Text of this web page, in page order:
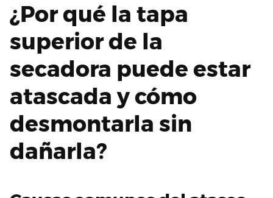
¿Por qué la tapa
superior de la
secadora puede estar
atascada y cómo
desmontarla sin
dañarla?